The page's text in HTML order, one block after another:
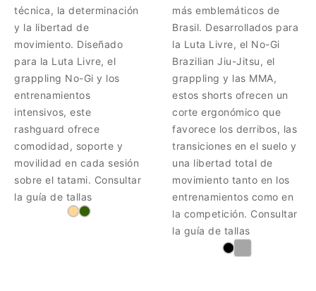
técnica, la determinación
y la libertad de
movimiento. Diseñado
para la Luta Livre, el
grappling No-Gi y los
entrenamientos
intensivos, este
rashguard ofrece
comodidad, soporte y
movilidad en cada sesión
sobre el tatami. Consultar
la guía de tallas
más emblemáticos de
Brasil. Desarrollados para
la Luta Livre, el No-Gi
Brazilian Jiu-Jitsu, el
grappling y las MMA,
estos shorts ofrecen un
corte ergonómico que
favorece los derribos, las
transiciones en el suelo y
una libertad total de
movimiento tanto en los
entrenamientos como en
la competición. Consultar
la guía de tallas